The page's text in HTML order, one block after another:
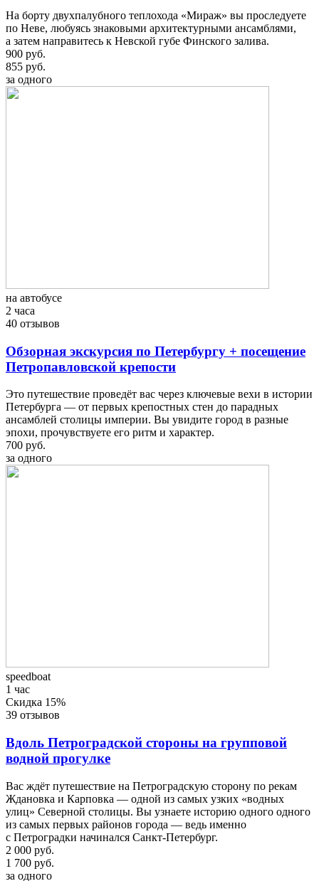
На борту двухпалубного теплохода «Мираж» вы проследуете
по Неве, любуясь знаковыми архитектурными ансамблями,
а затем направитесь к Невской губе Финского залива.
900 руб.
855 руб.
за одного
на автобусе
2 часа
40 отзывов
Обзорная экскурсия по Петербургу + посещение
Петропавловской крепости
Это путешествие проведёт вас через ключевые вехи в истории
Петербурга — от первых крепостных стен до парадных
ансамблей столицы империи. Вы увидите город в разные
эпохи, прочувствуете его ритм и характер.
700 руб.
за одного
speedboat
1 час
Скидка 15%
39 отзывов
Вдоль Петроградской стороны на групповой
водной прогулке
Вас ждёт путешествие на Петроградскую сторону по рекам
Ждановка и Карповка — одной из самых узких «водных
улиц» Северной столицы. Вы узнаете историю одного одного
из самых первых районов города — ведь именно
с Петроградки начинался Санкт-Петербург.
2 000 руб.
1 700 руб.
за одного